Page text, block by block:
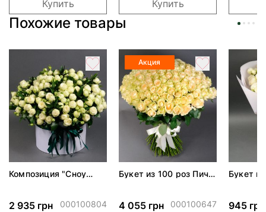
Купить Купить
Похожие товары
Композиция "Сноу
2 935 грн 000100804
Акция
Букет из 100 роз Пич
4 055 грн 000100647
Букет
945 грн